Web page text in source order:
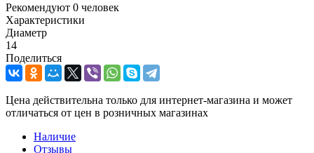
Рекомендуют 0 человек
Характеристики
Диаметр
14
Поделиться
Цена действительна только для интернет-магазина и может
отличаться от цен в розничных магазинах
Наличие
Отзывы